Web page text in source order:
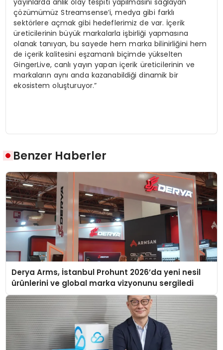
yayınlarda anlık olay tespiti yapılmasını sağlayan
çözümümüz Streamsense’i, medya gibi farklı
sektörlere açmak gibi hedeflerimiz de var. İçerik
üreticilerinin büyük markalarla işbirliği yapmasına
olanak tanıyan, bu sayede hem marka bilinirliğini hem
de içerik kalitesini eşzamanlı biçimde yükselten
GingerLive, canlı yayın yapan içerik üreticilerinin ve
markaların aynı anda kazanabildiği dinamik bir
ekosistem oluşturuyor.”
Benzer Haberler
Derya Arms, İstanbul Prohunt 2026’da yeni nesil
ürünlerini ve global marka vizyonunu sergiledi